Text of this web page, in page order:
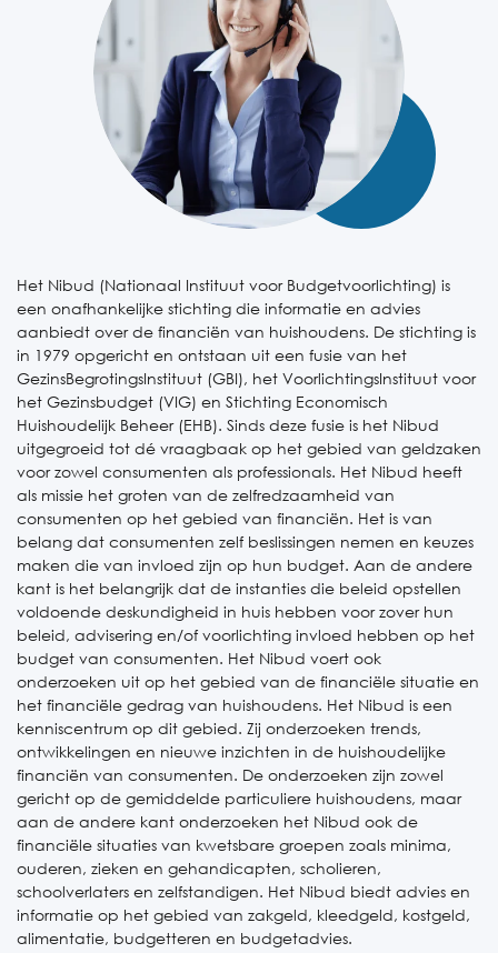
Het Nibud (Nationaal Instituut voor Budgetvoorlichting) is
een onafhankelijke stichting die informatie en advies
aanbiedt over de financiën van huishoudens. De stichting is
in 1979 opgericht en ontstaan uit een fusie van het
GezinsBegrotingsInstituut (GBI), het VoorlichtingsInstituut voor
het Gezinsbudget (VIG) en Stichting Economisch
Huishoudelijk Beheer (EHB). Sinds deze fusie is het Nibud
uitgegroeid tot dé vraagbaak op het gebied van geldzaken
voor zowel consumenten als professionals. Het Nibud heeft
als missie het groten van de zelfredzaamheid van
consumenten op het gebied van financiën. Het is van
belang dat consumenten zelf beslissingen nemen en keuzes
maken die van invloed zijn op hun budget. Aan de andere
kant is het belangrijk dat de instanties die beleid opstellen
voldoende deskundigheid in huis hebben voor zover hun
beleid, advisering en/of voorlichting invloed hebben op het
budget van consumenten. Het Nibud voert ook
onderzoeken uit op het gebied van de financiële situatie en
het financiële gedrag van huishoudens. Het Nibud is een
kenniscentrum op dit gebied. Zij onderzoeken trends,
ontwikkelingen en nieuwe inzichten in de huishoudelijke
financiën van consumenten. De onderzoeken zijn zowel
gericht op de gemiddelde particuliere huishoudens, maar
aan de andere kant onderzoeken het Nibud ook de
financiële situaties van kwetsbare groepen zoals minima,
ouderen, zieken en gehandicapten, scholieren,
schoolverlaters en zelfstandigen. Het Nibud biedt advies en
informatie op het gebied van zakgeld, kleedgeld, kostgeld,
alimentatie, budgetteren en budgetadvies.